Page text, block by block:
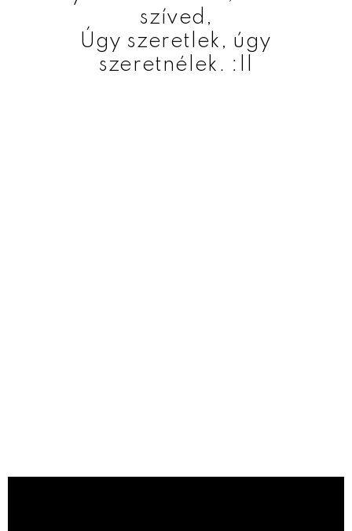
szíved,
Úgy szeretlek, úgy
szeretnélek. :||